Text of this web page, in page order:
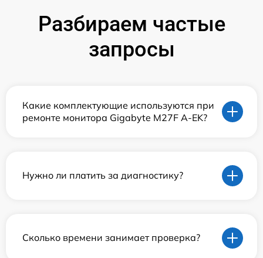
Разбираем частые
запросы
Какие комплектующие используются при
ремонте монитора Gigabyte M27F A-EK?
Нужно ли платить за диагностику?
Сколько времени занимает проверка?